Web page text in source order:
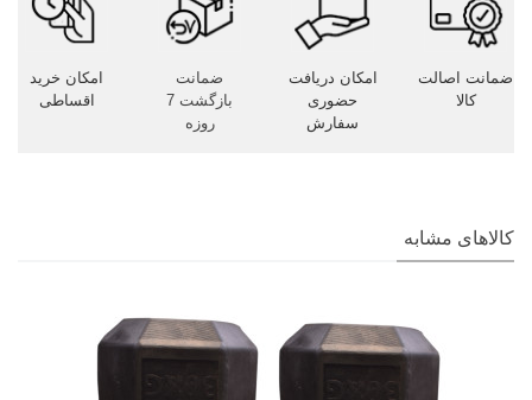
ضمانت اصالت
کالا
امکان دریافت
حضوری
سفارش
ضمانت
بازگشت 7
روزه
امکان خرید
اقساطی
کالاهای مشابه